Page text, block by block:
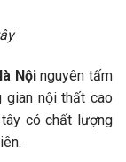
Nộinguyên tấm
gian nội thất cao
có chất lượng